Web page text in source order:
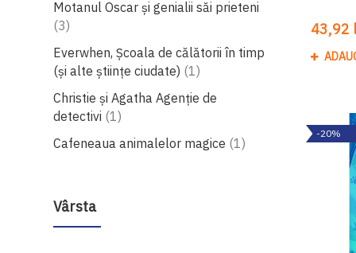
Motanul Oscar și genialii săi prieteni
3produse
Everwhen, Școala de călătorii în timp
(și alte științe ciudate) 1produs
Christie și Agatha Agenție de
detectivi 1produs
Cafeneaua animalelor magice 1produs
Vârsta
43,92
-20%